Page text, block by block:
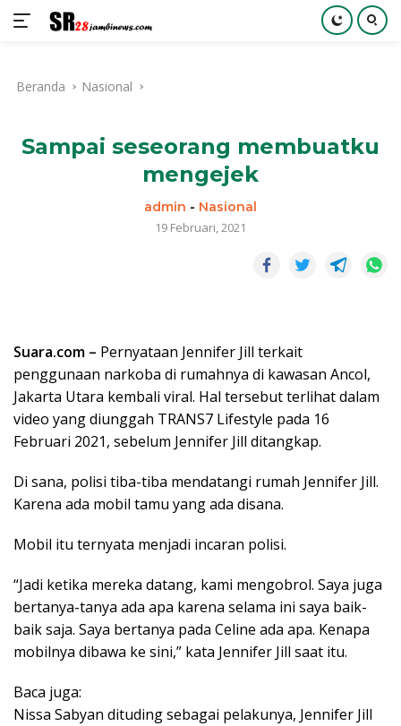
kontenBeranda Nasional
Sampai seseorang membuatku
mengejek
admin - Nasional
19 Februari, 2021
Suara.com – Pernyataan Jennifer Jill terkait
penggunaan narkoba di rumahnya di kawasan Ancol,
Jakarta Utara kembali viral. Hal tersebut terlihat dalam
video yang diunggah TRANS7 Lifestyle pada 16
Februari 2021, sebelum Jennifer Jill ditangkap.
Di sana, polisi tiba-tiba mendatangi rumah Jennifer Jill.
Karena ada mobil tamu yang ada disana.
Mobil itu ternyata menjadi incaran polisi.
“Jadi ketika mereka datang, kami mengobrol. Saya juga
bertanya-tanya ada apa karena selama ini saya baik-
baik saja. Saya bertanya pada Celine ada apa. Kenapa
mobilnya dibawa ke sini,” kata Jennifer Jill saat itu.
Baca juga:
Nissa Sabyan dituding sebagai pelakunya, Jennifer Jill